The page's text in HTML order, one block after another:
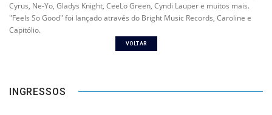
Cyrus, Ne-Yo, Gladys Knight, CeeLo Green, Cyndi Lauper e muitos mais.
"Feels So Good" foi lançado através do Bright Music Records, Caroline e
Capitólio.
VOLTAR
INGRESSOS